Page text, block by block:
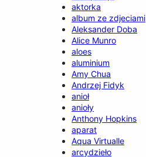
aktorka
album ze zdjeciami
Aleksander Doba
Alice Munro
aloes
aluminium
Amy Chua
Andrzej Fidyk
anioł
anioły
Anthony Hopkins
aparat
Aqua Virtualle
arcydzieło